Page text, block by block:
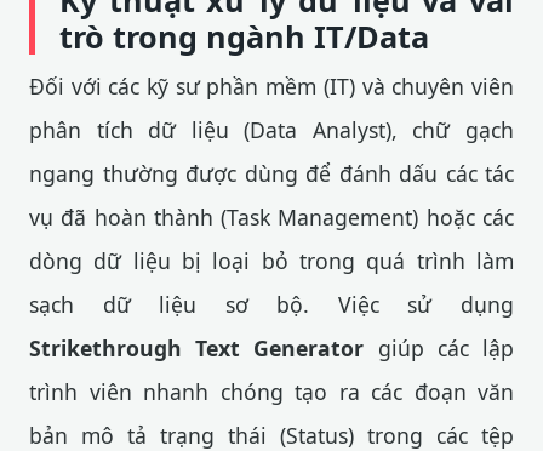
trò trong ngành IT/Data
Đối với các kỹ sư phần mềm (IT) và chuyên viên
phân tích dữ liệu (Data Analyst), chữ gạch
ngang thường được dùng để đánh dấu các tác
vụ đã hoàn thành (Task Management) hoặc các
dòng dữ liệu bị loại bỏ trong quá trình làm
sạch dữ liệu sơ bộ. Việc sử dụng
Strikethrough Text Generator giúp các lập
trình viên nhanh chóng tạo ra các đoạn văn
bản mô tả trạng thái (Status) trong các tệp